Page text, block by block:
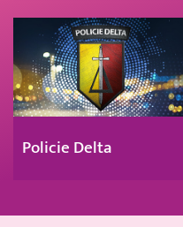
Policie Delta